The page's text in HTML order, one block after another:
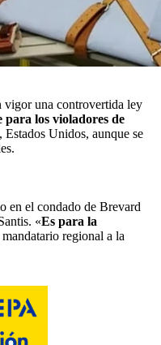
vigor una controvertida ley
para los violadores de
Estados Unidos, aunque se
en el condado de Brevard
«Es para la
regional a la